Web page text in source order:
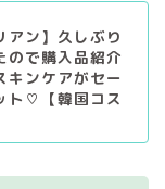
アン】久しぶり
ので購入品紹介
キンケアがセー
ト♡【韓国コス